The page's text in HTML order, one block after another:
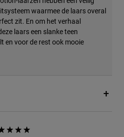
waarmee de laars overal
zit. En om het verhaal
laars een slanke teen
en voor de rest ook mooie